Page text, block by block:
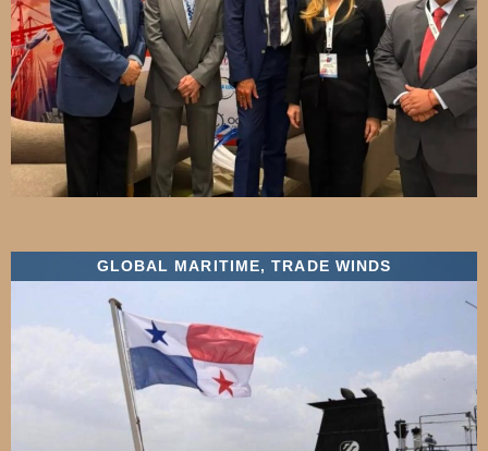
GLOBAL MARITIME,TRADE WINDS